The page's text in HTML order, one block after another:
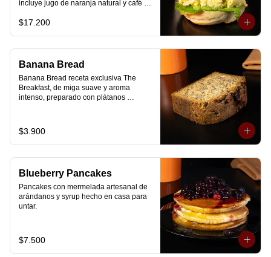
incluye jugo de naranja natural y café o
$17.200
Banana Bread
Banana Bread receta exclusiva The
Breakfast, de miga suave y aroma
intenso, preparado con plátanos
$3.900
Blueberry Pancakes
Pancakes con mermelada artesanal de
arándanos y syrup hecho en casa para
untar.
$7.500